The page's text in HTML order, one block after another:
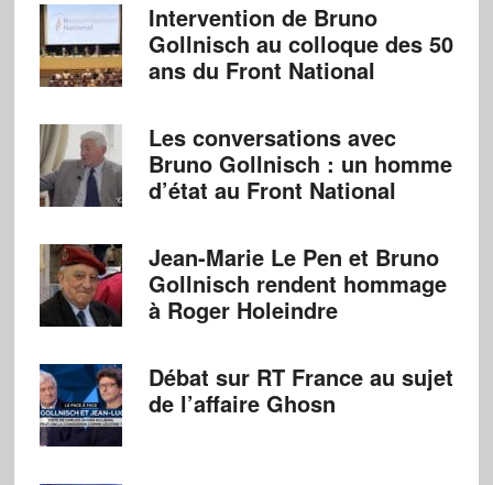
Intervention de Bruno
Gollnisch au colloque des 50
ans du Front National
Les conversations avec
Bruno Gollnisch : un homme
d’état au Front National
Jean-Marie Le Pen et Bruno
Gollnisch rendent hommage
à Roger Holeindre
Débat sur RT France au sujet
de l’affaire Ghosn